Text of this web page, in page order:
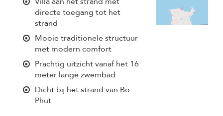
directe toegang tot het
strand
Mooie traditionele structuur
met modern comfort
Prachtig uitzicht vanaf het 16
meter lange zwembad
Dicht bij het strand van Bo
Phut